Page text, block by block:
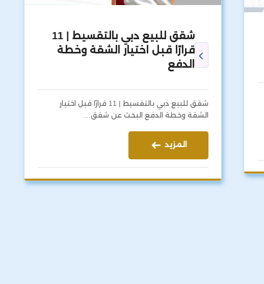
شقق للبيع دبي بالتقسيط | 11
قرارًا قبل اختيار الشقة وخطة
الدفع
شقق للبيع دبي بالتقسيط | 11 قرارًا قبل اختيار
الشقة وخطة الدفع البحث عن شقق…
المزيد